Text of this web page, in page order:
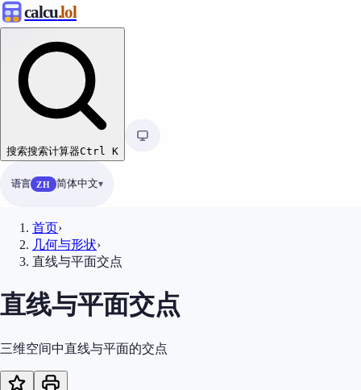
calcu.lol
搜索搜索计算器Ctrl K
语言 ZH 简体中文
首页›
几何与形状›
直线与平面交点
直线与平面交点
三维空间中直线与平面的交点